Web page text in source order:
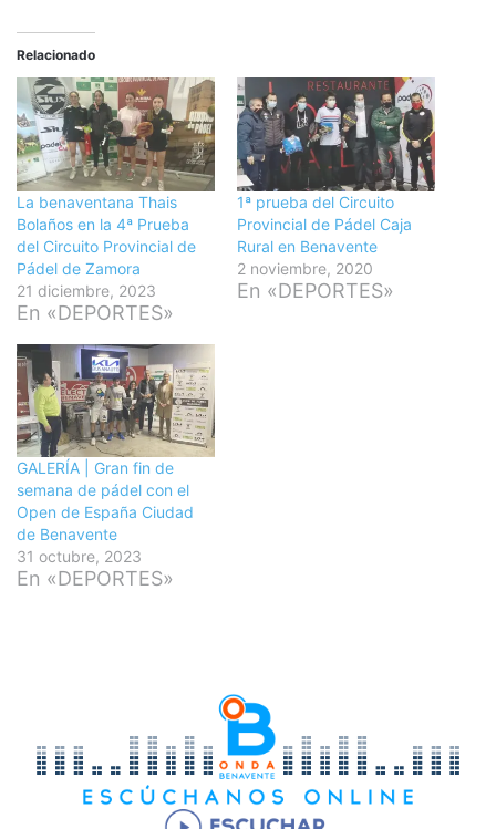
Relacionado
La benaventana Thais
Bolaños en la 4ª Prueba
del Circuito Provincial de
Pádel de Zamora
21 diciembre, 2023
En «DEPORTES»
1ª prueba del Circuito
Provincial de Pádel Caja
Rural en Benavente
2 noviembre, 2020
En «DEPORTES»
GALERÍA | Gran fin de
semana de pádel con el
Open de España Ciudad
de Benavente
31 octubre, 2023
En «DEPORTES»